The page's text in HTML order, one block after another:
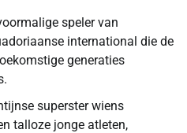
speler van
international die de
generaties
superster wiens
talloze jonge atleten,